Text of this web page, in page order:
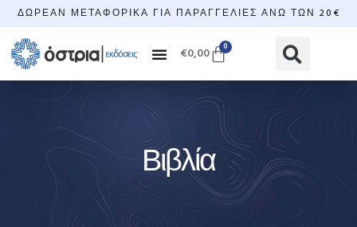
ΔΩΡΕΆΝ ΜΕΤΑΦΟΡΙΚΆ ΓΙΑ ΠΑΡΑΓΓΕΛΊΕΣ ΆΝΩ ΤΩΝ 20€
€0,00 0
Βιβλία